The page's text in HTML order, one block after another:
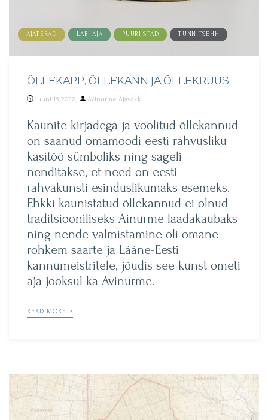
AJATERAD LÄBI AJA PUURIISTAD TÜNNITSEHH
ÕLLEKAPP, ÕLLEKANN JA ÕLLEKRUUS
juuni 15, 2022
Posted
Avinurme Ajavakk
Kaunite kirjadega ja voolitud õllekannud
on saanud omamoodi eesti rahvusliku
käsitöö sümboliks ning sageli
nenditakse, et need on eesti
rahvakunsti esinduslikumaks esemeks.
Ehkki kaunistatud õllekannud ei olnud
traditsiooniliseks Ainurme laadakaubaks
ning nende valmistamine oli omane
rohkem saarte ja Lääne-Eesti
kannumeistritele, jõudis see kunst ometi
aja jooksul ka Avinurme.
READ MORE >